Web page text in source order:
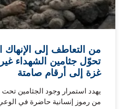
من التعاطف إلى
تحوّل جثامين الشهداء
غزة إلى أرقام صامتة
يهدد استمرار وجود الجثامين تحت
من رموز إنسانية حاضرة في